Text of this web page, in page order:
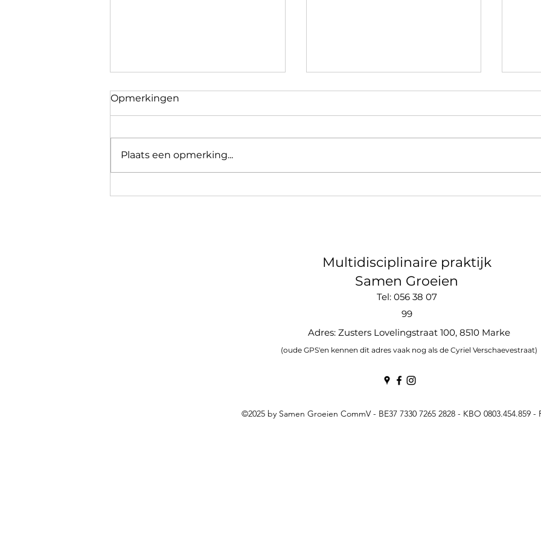
Opmerkingen
Plaats een opmerking...
Multidisciplinaire praktijk
Samen Groeien
Tel: 056 38 07
99
Adres: Zusters Lovelingstraat 100, 8510 Marke
(oude GPS'en kennen dit adres vaak nog als de Cyriel Verschaevestraat)
©2025 by Samen Groeien CommV - BE37 7330 7265 2828 - KBO 0803.454.859 -